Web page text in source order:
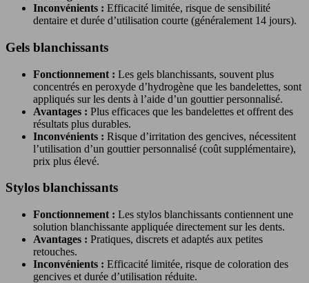
Inconvénients : Efficacité limitée, risque de sensibilité
dentaire et durée d’utilisation courte (généralement 14 jours).
Gels blanchissants
Fonctionnement : Les gels blanchissants, souvent plus
concentrés en peroxyde d’hydrogène que les bandelettes, sont
appliqués sur les dents à l’aide d’un gouttier personnalisé.
Avantages : Plus efficaces que les bandelettes et offrent des
résultats plus durables.
Inconvénients : Risque d’irritation des gencives, nécessitent
l’utilisation d’un gouttier personnalisé (coût supplémentaire),
prix plus élevé.
Stylos blanchissants
Fonctionnement : Les stylos blanchissants contiennent une
solution blanchissante appliquée directement sur les dents.
Avantages : Pratiques, discrets et adaptés aux petites
retouches.
Inconvénients : Efficacité limitée, risque de coloration des
gencives et durée d’utilisation réduite.